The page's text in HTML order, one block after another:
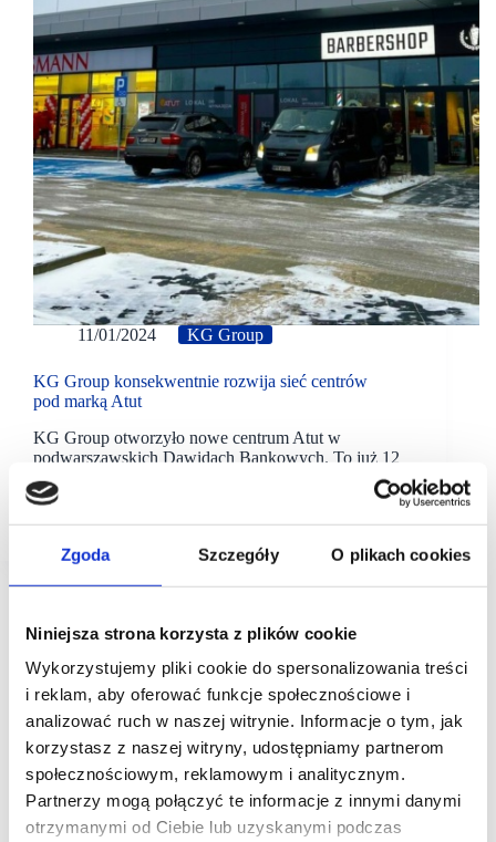
Zgoda Szczegóły O plikach cookies
Niniejsza strona korzysta z plików cookie
Wykorzystujemy pliki cookie do spersonalizowania treści
i reklam, aby oferować funkcje społecznościowe i
analizować ruch w naszej witrynie. Informacje o tym, jak
korzystasz z naszej witryny, udostępniamy partnerom
społecznościowym, reklamowym i analitycznym.
Partnerzy mogą połączyć te informacje z innymi danymi
otrzymanymi od Ciebie lub uzyskanymi podczas
11/01/2024 KG Group
KG Group konsekwentnie rozwija sieć centrów
pod marką Atut
KG Group otworzyło nowe centrum Atut w
podwarszawskich Dawidach Bankowych. To już 12
obiekt handlowy krakowskiego dewelopera. Centrum
ma powierzchnię ponad 6 tys. m.kw GLA i kilkunastu